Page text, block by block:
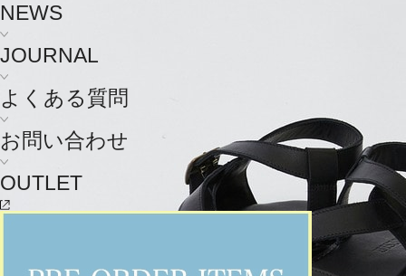
NEWS
JOURNAL
よくある質問
お問い合わせ
OUTLET